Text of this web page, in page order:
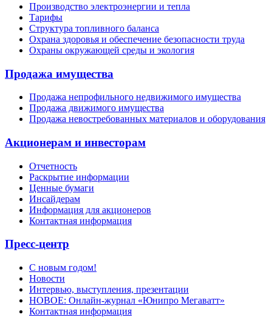
Производство электроэнергии и тепла
Тарифы
Структура топливного баланса
Охрана здоровья и обеспечение безопасности труда
Охраны окружающей среды и экология
Продажа имущества
Продажа непрофильного недвижимого имущества
Продажа движимого имущества
Продажа невостребованных материалов и оборудования
Акционерам и инвесторам
Отчетность
Раскрытие информации
Ценные бумаги
Инсайдерам
Информация для акционеров
Контактная информация
Пресс-центр
С новым годом!
Новости
Интервью, выступления, презентации
НОВОЕ: Онлайн-журнал «Юнипро Мегаватт»
Контактная информация